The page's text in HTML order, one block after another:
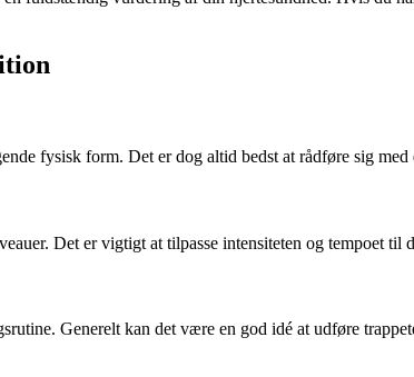
fysisk form. Det er dog altid bedst at rådføre sig
Det er vigtigt at tilpasse intensiteten og tempoet til
Generelt kan det være en god idé at udføre